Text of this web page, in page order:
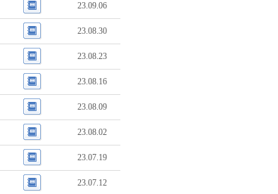
23.09.06
23.08.30
23.08.23
23.08.16
23.08.09
23.08.02
23.07.19
23.07.12